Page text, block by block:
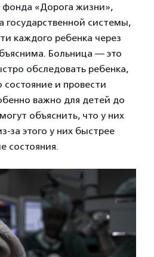
фонда «Дорога жизни»,
государственной системы,
каждого ребенка через
Больница — это
обследовать ребенка,
состояние и провести
важно для детей до
объяснить, что у них
за этого у них быстрее
состояния.